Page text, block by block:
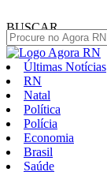
BUSCAR
Últimas Notícias
RN
Natal
Política
Polícia
Economia
Brasil
Saúde